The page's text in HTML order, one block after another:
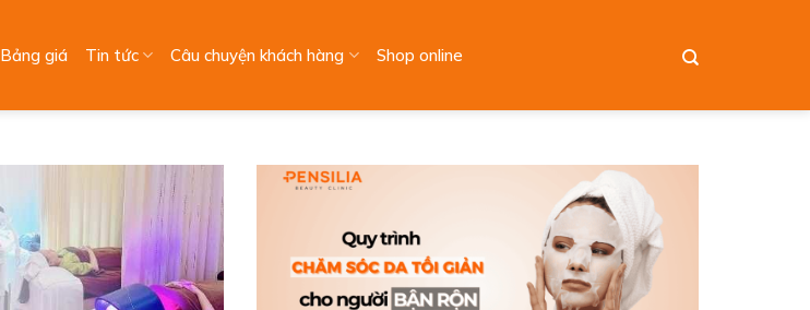
Bảng giá Tin tức Câu chuyện khách hàng Shop online